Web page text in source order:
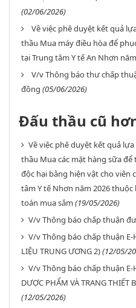
(02/06/2026)
Về việc phê duyệt kết quả
thầu Mua máy điều hòa để
tại Trung tâm Y tế An Nhơn
V/v Thông báo thư chấp
đồng (05/06/2026)
Đấu thầu cũ
Về việc phê duyệt kết quả
thầu Mua các mặt hàng sữa
độc hại bằng hiện vật cho viên
tâm Y tế Nhơn năm 2026
toán mua sắm (19/05/2026)
V/v Thông báo chấp thuận
V/v Thông báo chấp thuận
LIỆU TRUNG ƯƠNG 2)(12/05/
V/v Thông báo chấp thuận
DƯỢC PHẨM VÀ TRANG THIẾT
(12/05/2026)